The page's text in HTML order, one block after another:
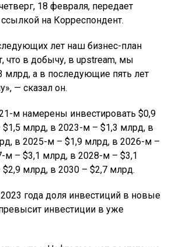
18 февраля, передает
на Корреспондент.
лет наш бизнес-план
что в добычу, в upstream, мы
млрд, а в последующие пять лет
— сказал он.
м намерены инвестировать $0,9
млрд, в 2023-м – $1,3 млрд, в
в 2025-м – $1,9 млрд, в 2026-м –
м – $3,1 млрд, в 2028-м – $3,1
млрд, в 2030 – $2,7 млрд.
года доля инвестиций в новые
инвестиции в уже